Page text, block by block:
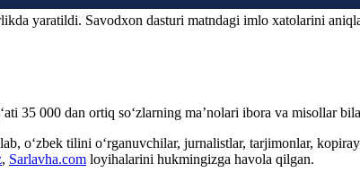
yaratildi. Savodxon dasturi matndagi imlo xatolarini
35 000 dan ortiq so‘zlarning ma’nolari ibora va misollar
o‘zbek tilini o‘rganuvchilar, jurnalistlar, tarjimonlar,
, Sarlavha.com loyihalarini hukmingizga havola qilgan.